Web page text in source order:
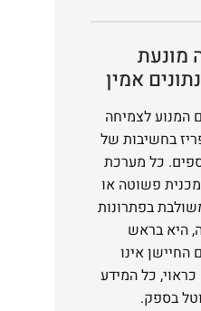
מונעת
אמין
המנוע לצמיחה
בחשיבות של
כל מערכת
פשוטה או
בפתרונות
היא בראש
החיישן אינו
כראוי, כל המידע
בספק.